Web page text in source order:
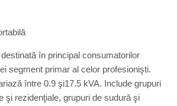
în principal consumatorilor
segment primar al celor profesionişti.
între 0.9 şi17.5 kVA. Include grupuri
şi rezidenţiale, grupuri de sudură şi